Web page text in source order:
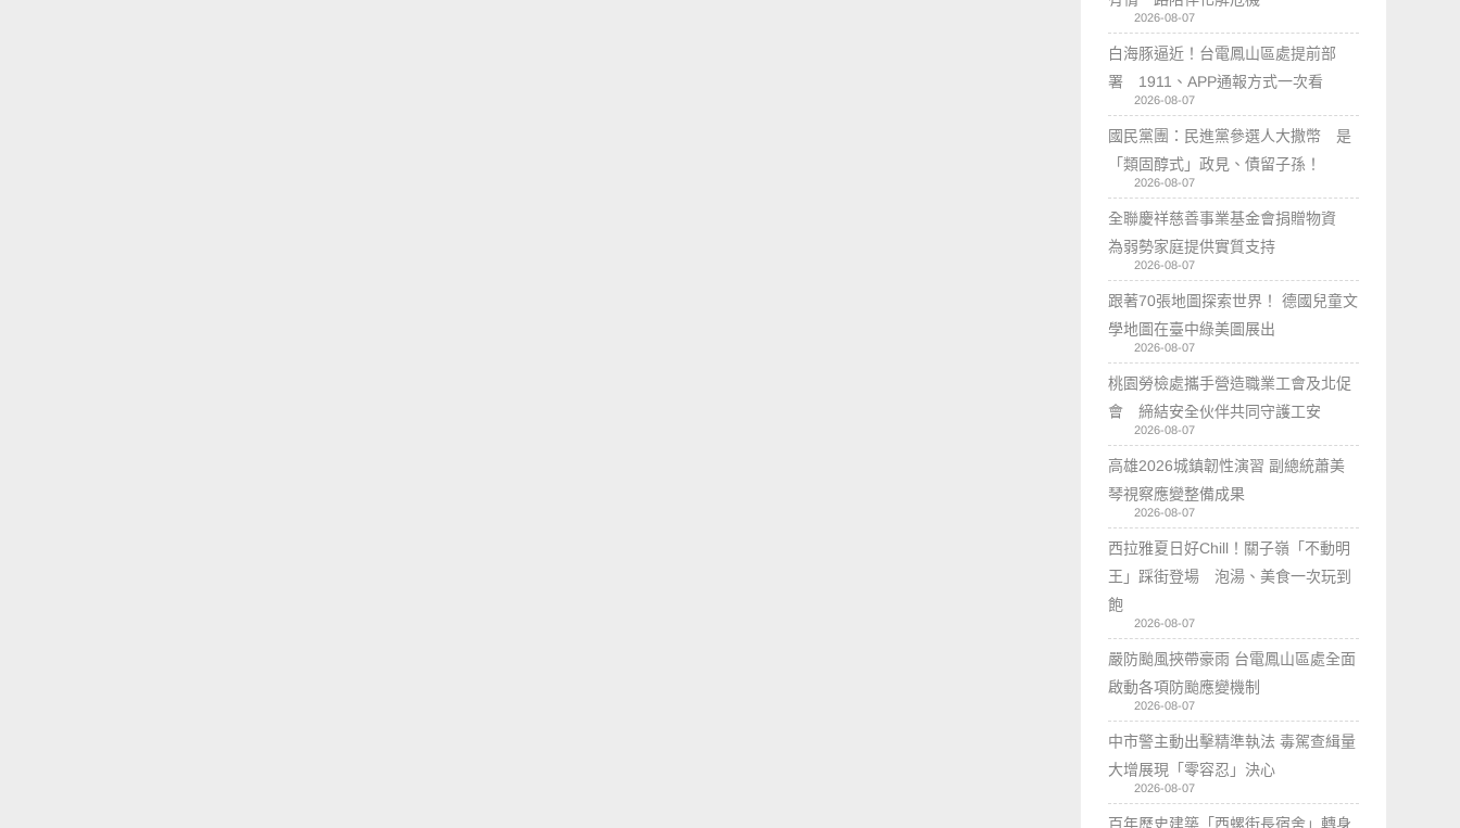
2026-08-07
白海豚逼近！台電鳳山區處提前部
署 1911、APP通報方式一次看
2026-08-07
國民黨團：民進黨參選人大撒幣 是
「類固醇式」政見、債留子孫！
2026-08-07
全聯慶祥慈善事業基金會捐贈物資
為弱勢家庭提供實質支持
2026-08-07
跟著70張地圖探索世界！ 德國兒童文
學地圖在臺中綠美圖展出
2026-08-07
桃園勞檢處攜手營造職業工會及北促
會 締結安全伙伴共同守護工安
2026-08-07
高雄2026城鎮韌性演習 副總統蕭美
琴視察應變整備成果
2026-08-07
西拉雅夏日好Chill！關子嶺「不動明
王」踩街登場 泡湯、美食一次玩到
飽
2026-08-07
嚴防颱風挾帶豪雨 台電鳳山區處全面
啟動各項防颱應變機制
2026-08-07
中市警主動出擊精準執法 毒駕查緝量
大增展現「零容忍」決心
2026-08-07
百年歷史建築「西螺街長宿舍」轉身